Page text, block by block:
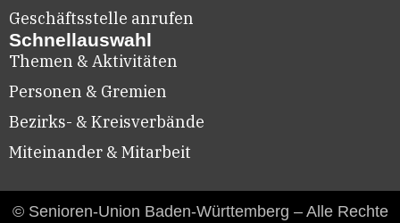
Geschäftsstelle anrufen
Schnellauswahl
Themen & Aktivitäten
Personen & Gremien
Bezirks- & Kreisverbände
Miteinander & Mitarbeit
© Senioren-Union Baden-Württemberg – Alle Rechte